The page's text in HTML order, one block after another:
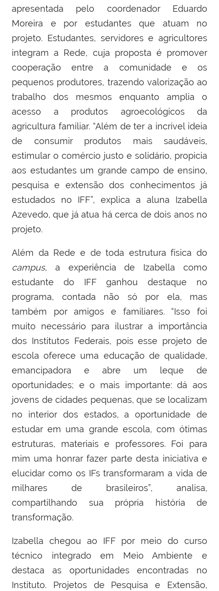
apresentada pelo coordenador Eduardo
Moreira e por estudantes que atuam no
projeto. Estudantes, servidores e agricultores
integram a Rede, cuja proposta é promover
cooperação entre a comunidade e os
pequenos produtores, trazendo valorização ao
trabalho dos mesmos enquanto amplia o
acesso a produtos agroecológicos da
agricultura familiar. “Além de ter a incrível ideia
de consumir produtos mais saudáveis,
estimular o comércio justo e solidário, propicia
aos estudantes um grande campo de ensino,
pesquisa e extensão dos conhecimentos já
estudados no IFF”, explica a aluna Izabella
Azevedo, que já atua há cerca de dois anos no
projeto.
Além da Rede e de toda estrutura física do
campus, a experiência de Izabella como
estudante do IFF ganhou destaque no
programa, contada não só por ela, mas
também por amigos e familiares. “Isso foi
muito necessário para ilustrar a importância
dos Institutos Federais, pois esse projeto de
escola oferece uma educação de qualidade,
emancipadora e abre um leque de
oportunidades; e o mais importante: dá aos
jovens de cidades pequenas, que se localizam
no interior dos estados, a oportunidade de
estudar em uma grande escola, com ótimas
estruturas, materiais e professores. Foi para
mim uma honrar fazer parte desta iniciativa e
elucidar como os IFs transformaram a vida de
milhares de brasileiros”, analisa,
compartilhando sua própria história de
transformação.
Izabella chegou ao IFF por meio do curso
técnico integrado em Meio Ambiente e
destaca as oportunidades encontradas no
Instituto. Projetos de Pesquisa e Extensão,